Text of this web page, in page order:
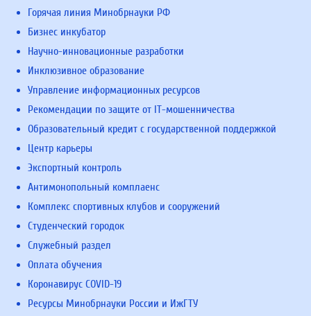
Горячая линия Минобрнауки РФ
Бизнес инкубатор
Научно-инновационные разработки
Инклюзивное образование
Управление информационных ресурсов
Рекомендации по защите от IT-мошенничества
Образовательный кредит с государственной поддержкой
Центр карьеры
Экспортный контроль
Антимонопольный комплаенс
Комплекс спортивных клубов и сооружений
Студенческий городок
Служебный раздел
Оплата обучения
Коронавирус COVID-19
Ресурсы Минобрнауки России и ИжГТУ